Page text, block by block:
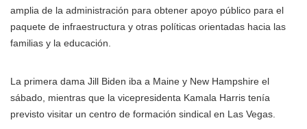
amplia de la administración para obtener apoyo público para el
paquete de infraestructura y otras políticas orientadas hacia las
familias y la educación.
La primera dama Jill Biden iba a Maine y New Hampshire el
sábado, mientras que la vicepresidenta Kamala Harris tenía
previsto visitar un centro de formación sindical en Las Vegas.